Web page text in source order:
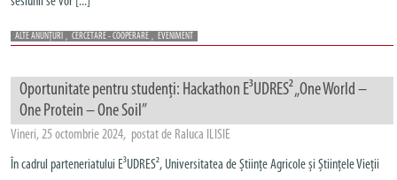
ALTE ANUNȚURI , CERCETARE - COOPERARE , EVENIMENT
Oportunitate pentru studenți: Hackathon E³UDRES² „One World –
One Protein – One Soil”
Vineri, 25 octombrie 2024, postat de Raluca ILISIE
În cadrul parteneriatului E³UDRES², Universitatea de Științe Agricole și Științele Vieții